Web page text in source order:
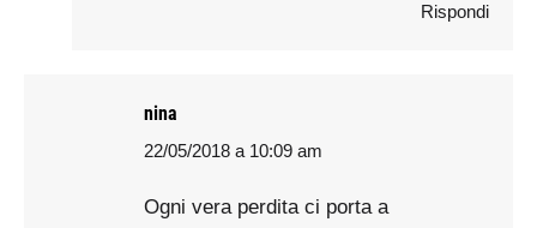
Rispondi
nina
says:
22/05/2018 a 10:09 am
Ogni vera perdita ci porta a